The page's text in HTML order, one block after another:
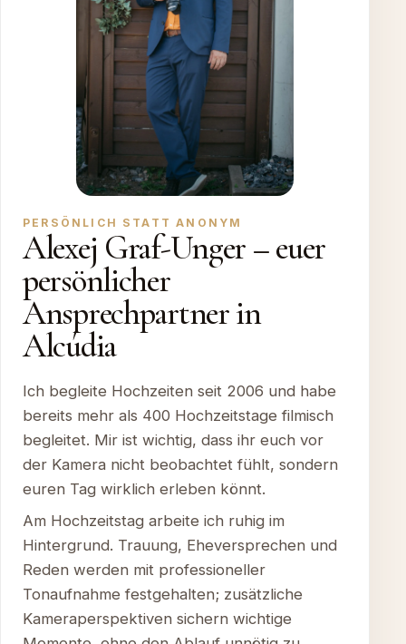
PERSÖNLICH STATT ANONYM
Alexej Graf-Unger – euer
persönlicher
Ansprechpartner in
Alcúdia
Ich begleite Hochzeiten seit 2006 und habe
bereits mehr als 400 Hochzeitstage filmisch
begleitet. Mir ist wichtig, dass ihr euch vor
der Kamera nicht beobachtet fühlt, sondern
euren Tag wirklich erleben könnt.
Am Hochzeitstag arbeite ich ruhig im
Hintergrund. Trauung, Eheversprechen und
Reden werden mit professioneller
Tonaufnahme festgehalten; zusätzliche
Kameraperspektiven sichern wichtige